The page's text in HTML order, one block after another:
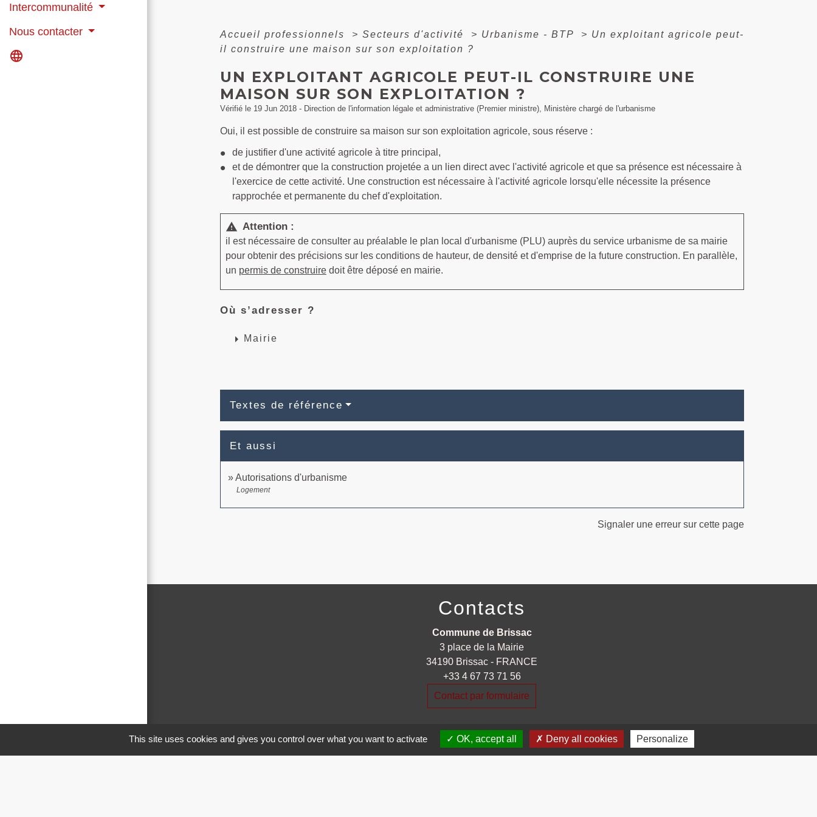
Intercommunalité
Nous contacter
language
Accueil professionnels > Secteurs d'activité > Urbanisme - BTP > Un exploitant agricole peut-
il construire une maison sur son exploitation ?
UN EXPLOITANT AGRICOLE PEUT-IL CONSTRUIRE UNE
MAISON SUR SON EXPLOITATION ?
Vérifié le 19 Jun 2018 - Direction de l'information légale et administrative (Premier ministre), Ministère chargé de l'urbanisme
Oui, il est possible de construire sa maison sur son exploitation agricole, sous réserve :
de justifier d'une activité agricole à titre principal,
et de démontrer que la construction projetée a un lien direct avec l'activité agricole et que sa présence est nécessaire à
l'exercice de cette activité. Une construction est nécessaire à l'activité agricole lorsqu'elle nécessite la présence
rapprochée et permanente du chef d'exploitation.
warning Attention :
il est nécessaire de consulter au préalable le plan local d'urbanisme (PLU) auprès du service urbanisme de sa mairie
pour obtenir des précisions sur les conditions de hauteur, de densité et d'emprise de la future construction. En parallèle,
un permis de construiredoit être déposé en mairie.
Où s’adresser ?
arrow_right Mairie
Textes de référence
Et aussi
Autorisations d'urbanisme
Logement
Signaler une erreur sur cette page
Contacts
Commune de Brissac
3 place de la Mairie
34190 Brissac - FRANCE
+33 4 67 73 71 56
Contact par formulaire
This site uses cookies and gives you control over what you want to activate OK, accept all Deny all cookies Personalize